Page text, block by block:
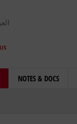
NOTES & DOCS